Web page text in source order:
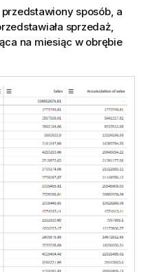
sposób, a
sprzedaż,
na miesiąc w obrębie